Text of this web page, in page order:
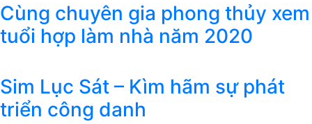
Cùng chuyên gia phong thủy xem
tuổi hợp làm nhà năm 2020
Sim Lục Sát – Kìm hãm sự phát
triển công danh